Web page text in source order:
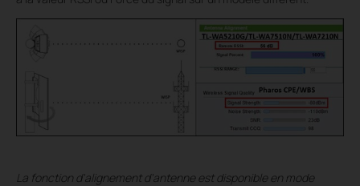
La fonction d'alignement d'antenne est disponible en mode